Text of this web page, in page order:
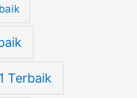
Terbaik